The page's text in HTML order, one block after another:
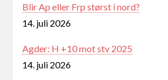
Blir Ap eller Frp størst i nord?
14. juli 2026
Agder: H +10 mot stv 2025
14. juli 2026